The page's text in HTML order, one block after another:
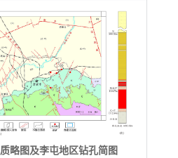
略图及李屯地区钻孔简图